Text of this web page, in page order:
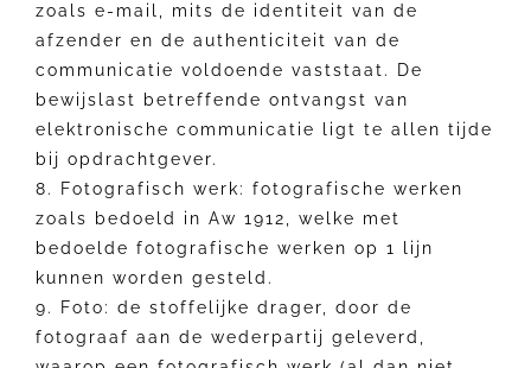
zoals e-mail, mits de identiteit van de
afzender en de authenticiteit van de
communicatie voldoende vaststaat. De
bewijslast betreffende ontvangst van
elektronische communicatie ligt te allen tijde
bij opdrachtgever.
8. Fotografisch werk: fotografische werken
zoals bedoeld in Aw 1912, welke met
bedoelde fotografische werken op 1 lijn
kunnen worden gesteld.
9. Foto: de stoffelijke drager, door de
fotograaf aan de wederpartij geleverd,